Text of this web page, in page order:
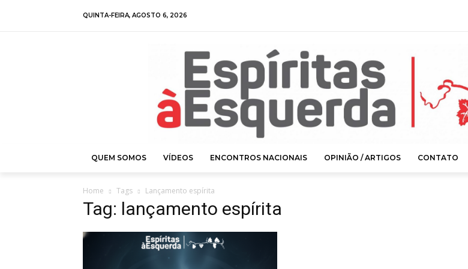
QUINTA-FEIRA, AGOSTO 6, 2026
QUEM SOMOS VÍDEOS ENCONTROS NACIONAIS OPINIÃO / ARTIGOS CONTATO
Home Tags Lançamento espírita
Tag: lançamento espírita